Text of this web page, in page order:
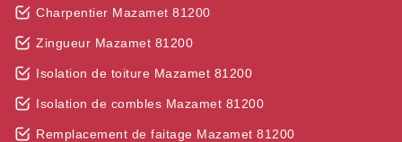
Charpentier Mazamet 81200
Zingueur Mazamet 81200
Isolation de toiture Mazamet 81200
Isolation de combles Mazamet 81200
Remplacement de faitage Mazamet 81200